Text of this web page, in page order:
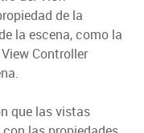
de la
la escena, como la
Controller
que las vistas